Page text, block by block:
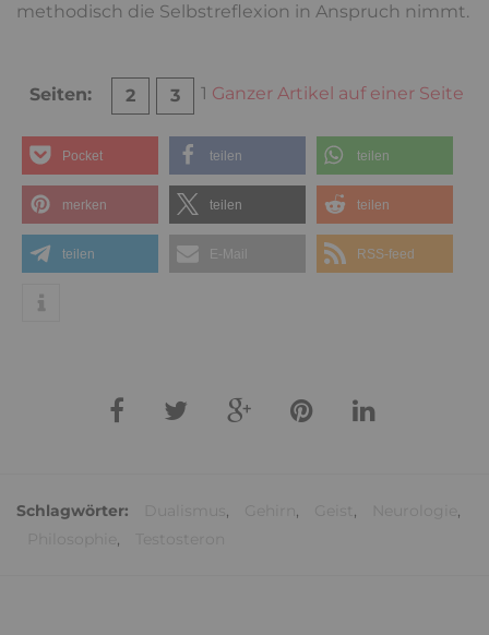
methodisch die Selbstreflexion in Anspruch nimmt.
Seiten: 1
2 3 Ganzer Artikel auf einer Seite
Pocket teilen teilen
merken teilen teilen
teilen E-Mail RSS-feed
Schlagwörter: , , ,
,
,